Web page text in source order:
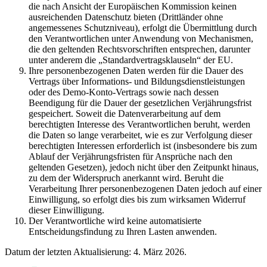
die nach Ansicht der Europäischen Kommission keinen
ausreichenden Datenschutz bieten (Drittländer ohne
angemessenes Schutzniveau), erfolgt die Übermittlung durch
den Verantwortlichen unter Anwendung von Mechanismen,
die den geltenden Rechtsvorschriften entsprechen, darunter
unter anderem die „Standardvertragsklauseln“ der EU.
Ihre personenbezogenen Daten werden für die Dauer des
Vertrags über Informations- und Bildungsdienstleistungen
oder des Demo-Konto-Vertrags sowie nach dessen
Beendigung für die Dauer der gesetzlichen Verjährungsfrist
gespeichert. Soweit die Datenverarbeitung auf dem
berechtigten Interesse des Verantwortlichen beruht, werden
die Daten so lange verarbeitet, wie es zur Verfolgung dieser
berechtigten Interessen erforderlich ist (insbesondere bis zum
Ablauf der Verjährungsfristen für Ansprüche nach den
geltenden Gesetzen), jedoch nicht über den Zeitpunkt hinaus,
zu dem der Widerspruch anerkannt wird. Beruht die
Verarbeitung Ihrer personenbezogenen Daten jedoch auf einer
Einwilligung, so erfolgt dies bis zum wirksamen Widerruf
dieser Einwilligung.
Der Verantwortliche wird keine automatisierte
Entscheidungsfindung zu Ihren Lasten anwenden.
Datum der letzten Aktualisierung: 4. März 2026.